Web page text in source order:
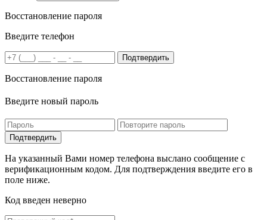
Восстановление пароля
Введите телефон
Подтвердить
Восстановление пароля
Введите новый пароль
На указанный Вами номер телефона выслано сообщение с
верификационным кодом. Для подтверждения введите его в
поле ниже.
Код введен неверно